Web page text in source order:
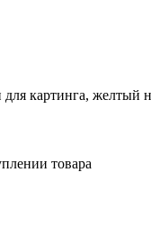
картинга, желтый
товара